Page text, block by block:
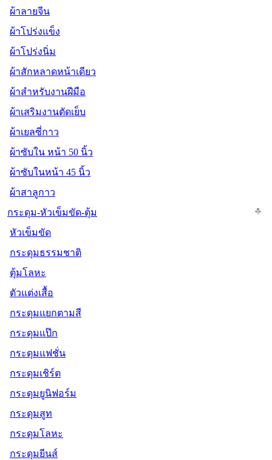
ผ้าลายจีน
ผ้าโปร่งแข็ง
ผ้าโปร่งนิ่ม
ผ้าสักหลาดหน้าเดียว
ผ้าสำหรับงานฝีมือ
ผ้าเสริมงานตัดเย็บ
ผ้าเยลซี่กาว
ผ้าซับใน หน้า 50 นิ้ว
ผ้าซับในหน้า 45 นิ้ว
ผ้าสาลูกาว
กระดุม-หัวเข็มขัด-ตุ้ม
หัวเข็มขัด
กระดุมธรรมชาติ
ตุ้มโลหะ
ตัวแต่งเสื้อ
กระดุมแยกตามสี
กระดุมแป๊ก
กระดุมแฟชั่น
กระดุมเชิร์ต
กระดุมยูนิฟอร์ม
กระดุมสูท
กระดุมโลหะ
กระดุมยีนส์